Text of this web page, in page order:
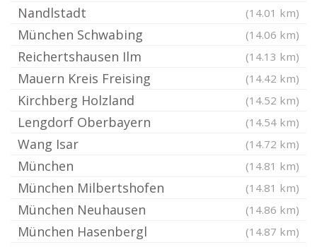
Nandlstadt (14.01 km)
München Schwabing (14.06 km)
Reichertshausen Ilm (14.13 km)
Mauern Kreis Freising (14.42 km)
Kirchberg Holzland (14.52 km)
Lengdorf Oberbayern (14.54 km)
Wang Isar (14.72 km)
München (14.81 km)
München Milbertshofen (14.81 km)
München Neuhausen (14.86 km)
München Hasenbergl (14.87 km)